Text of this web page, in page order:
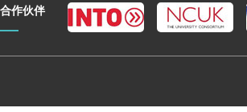
合作伙伴